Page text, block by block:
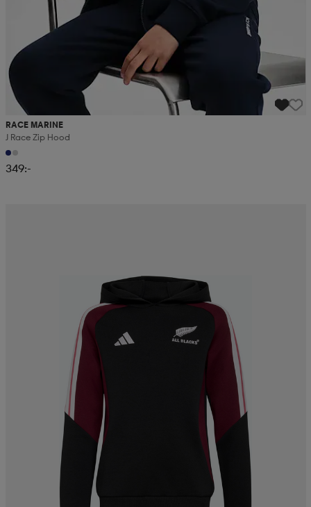
RACE MARINE
J Race Zip Hood
349:-